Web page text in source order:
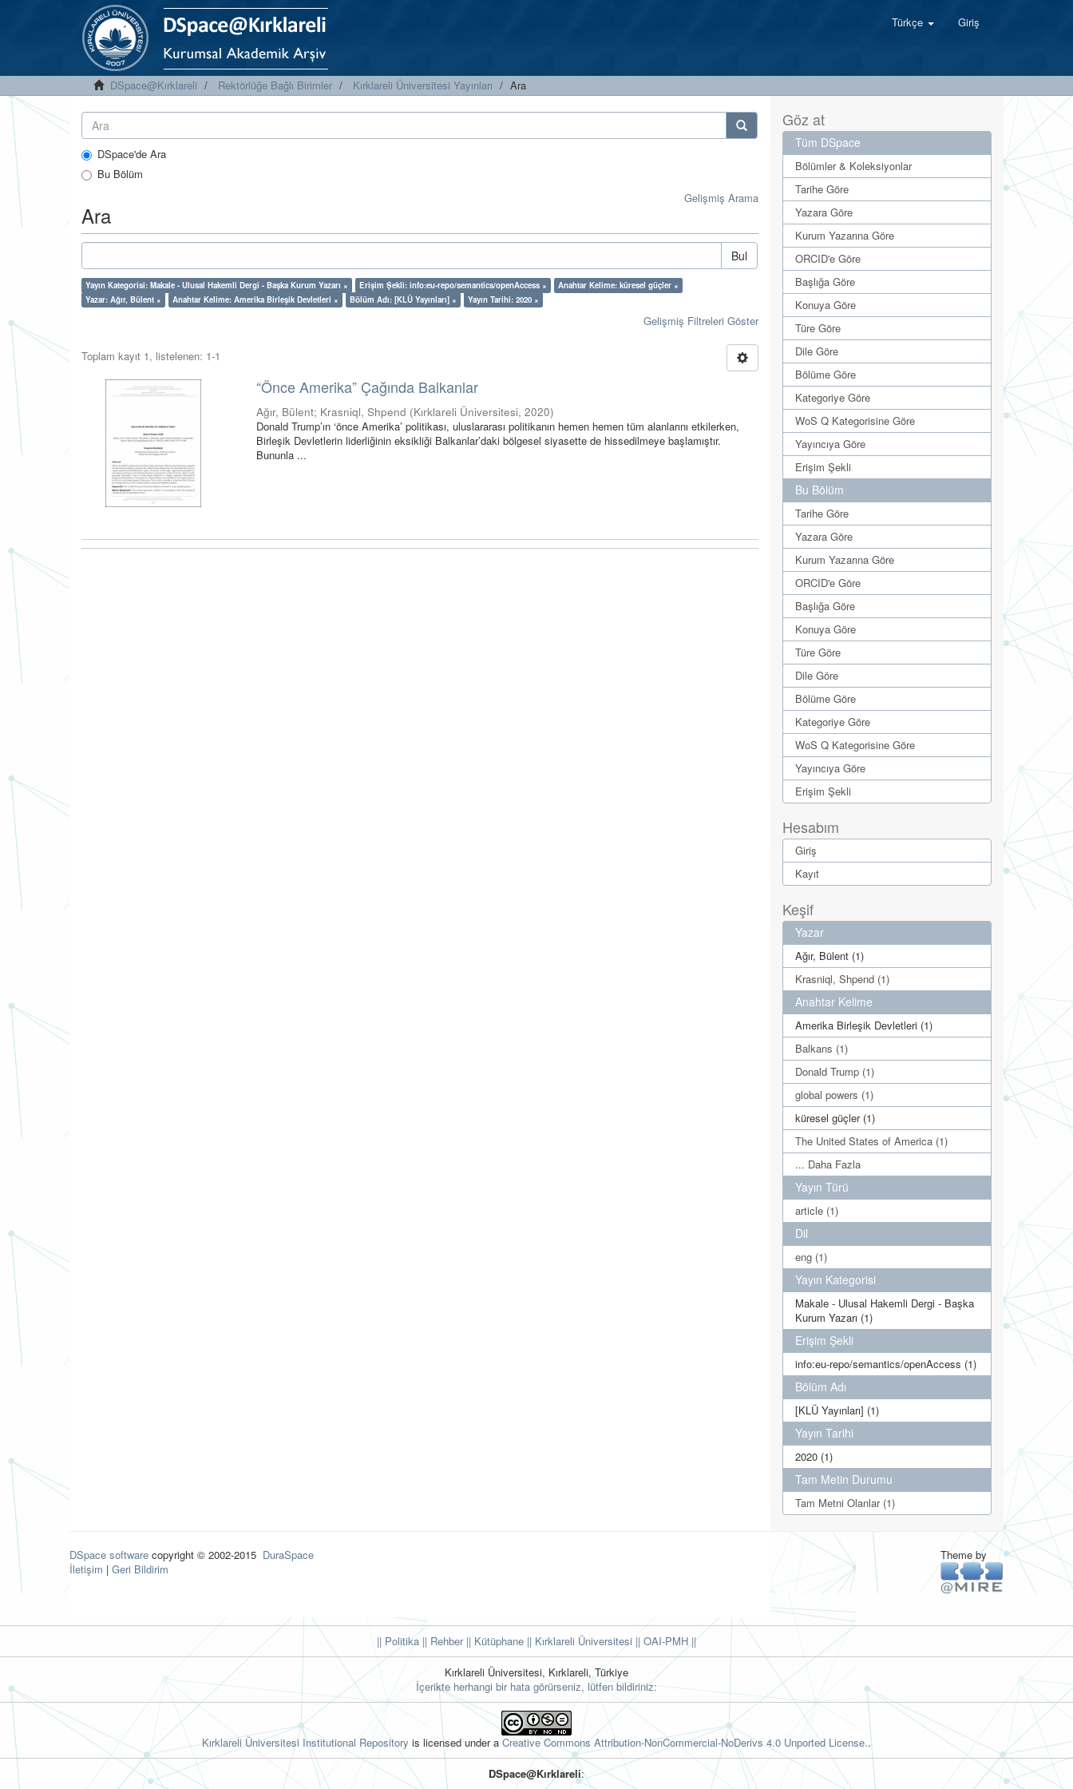
Türkçe Giriş
DSpace@Kırklareli Rektörlüğe Bağlı Birimler Kırklareli Üniversitesi Yayınları Ara
DSpace'de Ara
Bu Bölüm
Gelişmiş Arama
Ara
Bul
Yayın Kategorisi: Makale - Ulusal Hakemli Dergi - Başka Kurum Yazarı × Erişim Şekli: info:eu-repo/semantics/openAccess ×
Anahtar Kelime: küresel güçler ×
Yazar: Ağır, Bülent ×
Anahtar Kelime: Amerika Birleşik Devletleri × Bölüm Adı: [KLÜ Yayınları] × Yayın Tarihi: 2020 ×
Gelişmiş Filtreleri Göster
Toplam kayıt 1, listelenen: 1-1
“Önce Amerika” Çağında Balkanlar
Ağır, Bülent; Krasniql, Shpend (Kırklareli Üniversitesi,2020)
Donald Trump’ın ‘önce Amerika’ politikası, uluslararası politikanın hemen hemen tüm alanlarını etkilerken,
Birleşik Devletlerin liderliğinin eksikliği Balkanlar’daki bölgesel siyasette de hissedilmeye başlamıştır.
Bununla ...
Göz at
Tüm DSpace
Bölümler & Koleksiyonlar
Tarihe Göre
Yazara Göre
Kurum Yazarına Göre
ORCID'e Göre
Başlığa Göre
Konuya Göre
Türe Göre
Dile Göre
Bölüme Göre
Kategoriye Göre
WoS Q Kategorisine Göre
Yayıncıya Göre
Erişim Şekli
Bu Bölüm
Tarihe Göre
Yazara Göre
Kurum Yazarına Göre
ORCID'e Göre
Başlığa Göre
Konuya Göre
Türe Göre
Dile Göre
Bölüme Göre
Kategoriye Göre
WoS Q Kategorisine Göre
Yayıncıya Göre
Erişim Şekli
Hesabım
Giriş
Kayıt
Keşif
Yazar
Ağır, Bülent (1)
Krasniql, Shpend (1)
Anahtar Kelime
Amerika Birleşik Devletleri (1)
Balkans (1)
Donald Trump (1)
global powers (1)
küresel güçler (1)
The United States of America (1)
... Daha Fazla
Yayın Türü
article (1)
Dil
eng (1)
Yayın Kategorisi
Makale - Ulusal Hakemli Dergi - Başka
Kurum Yazarı (1)
Erişim Şekli
info:eu-repo/semantics/openAccess (1)
Bölüm Adı
[KLÜ Yayınları] (1)
Yayın Tarihi
2020 (1)
Tam Metin Durumu
Tam Metni Olanlar (1)
DSpace software copyright © 2002-2015 DuraSpace
İletişim | Geri Bildirim
Theme by
|| Politika || Rehber|| Kütüphane || Kırklareli Üniversitesi || OAI-PMH ||
Kırklareli Üniversitesi, Kırklareli, Türkiye
İçerikte herhangi bir hata görürseniz, lütfen bildiriniz:
Kırklareli Üniversitesi Institutional Repository is licensed under a Creative Commons Attribution-NonCommercial-NoDerivs 4.0 Unported License..
DSpace@Kırklareli: